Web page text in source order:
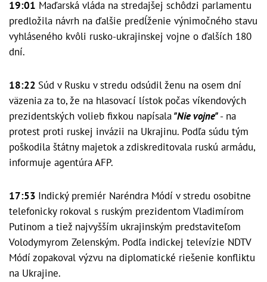
19:01 Maďarská vláda na stredajšej schôdzi parlamentu
predložila návrh na ďalšie predĺženie výnimočného stavu
vyhláseného kvôli rusko-ukrajinskej vojne o ďalších 180
dní.
18:22 Súd v Rusku v stredu odsúdil ženu na osem dní
väzenia za to, že na hlasovací lístok počas víkendových
prezidentských volieb fixkou napísala"Nie vojne"- na
protest proti ruskej invázii na Ukrajinu. Podľa súdu tým
poškodila štátny majetok a zdiskreditovala ruskú armádu,
informuje agentúra AFP.
17:53 Indický premiér Naréndra Módí v stredu osobitne
telefonicky rokoval s ruským prezidentom Vladimírom
Putinom a tiež najvyšším ukrajinským predstaviteľom
Volodymyrom Zelenským. Podľa indickej televízie NDTV
Módí zopakoval výzvu na diplomatické riešenie konfliktu
na Ukrajine.